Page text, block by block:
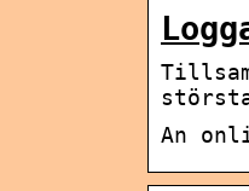
An